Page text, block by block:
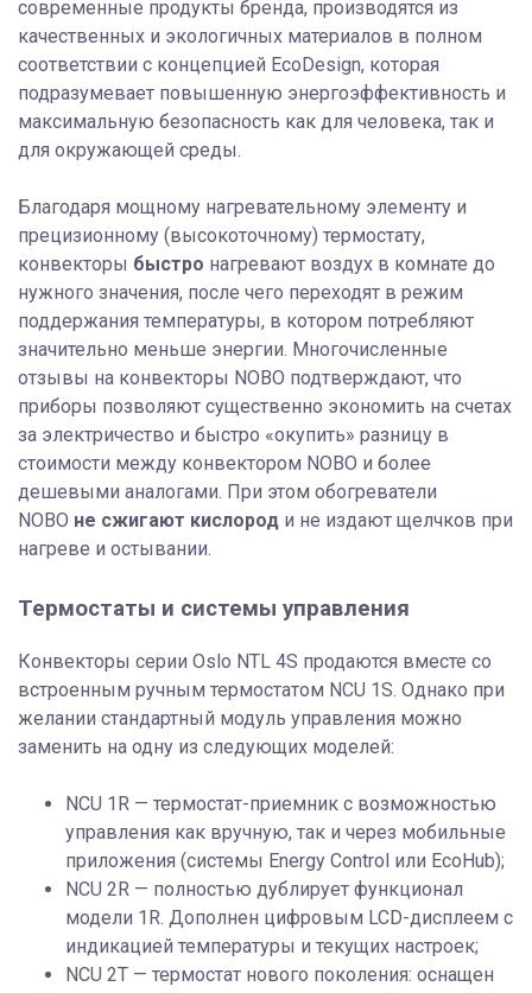
современные продукты бренда, производятся из
качественных и экологичных материалов в полном
соответствии с концепцией EcoDesign, которая
подразумевает повышенную энергоэффективность и
максимальную безопасность как для человека, так и
для окружающей среды.
Благодаря мощному нагревательному элементу и
прецизионному (высокоточному) термостату,
конвекторы быстро нагревают воздух в комнате до
нужного значения, после чего переходят в режим
поддержания температуры, в котором потребляют
значительно меньше энергии. Многочисленные
отзывы на конвекторы NOBO подтверждают, что
приборы позволяют существенно экономить на счетах
за электричество и быстро «окупить» разницу в
стоимости между конвектором NOBO и более
дешевыми аналогами. При этом обогреватели
NOBO не сжигают кислород и не издают щелчков при
нагреве и остывании.
Термостаты и системы управления
Конвекторы серии Oslo NTL 4S продаются вместе со
встроенным ручным термостатом NCU 1S. Однако при
желании стандартный модуль управления можно
заменить на одну из следующих моделей:
NCU 1R — термостат-приемник с возможностью
управления как вручную, так и через мобильные
приложения (системы Energy Control или EcoHub);
NCU 2R — полностью дублирует функционал
модели 1R. Дополнен цифровым LCD-дисплеем с
индикацией температуры и текущих настроек;
NCU 2T — термостат нового поколения: оснащен